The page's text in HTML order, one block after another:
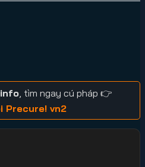
, tìm ngay cú pháp 👉
Precure! vn2